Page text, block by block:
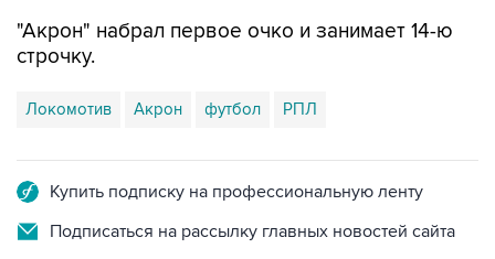
"Акрон" набрал первое очко и занимает 14-ю
строчку.
Локомотив Акрон футбол РПЛ
Купить подписку на профессиональную ленту
Подписаться на рассылку главных новостей сайта